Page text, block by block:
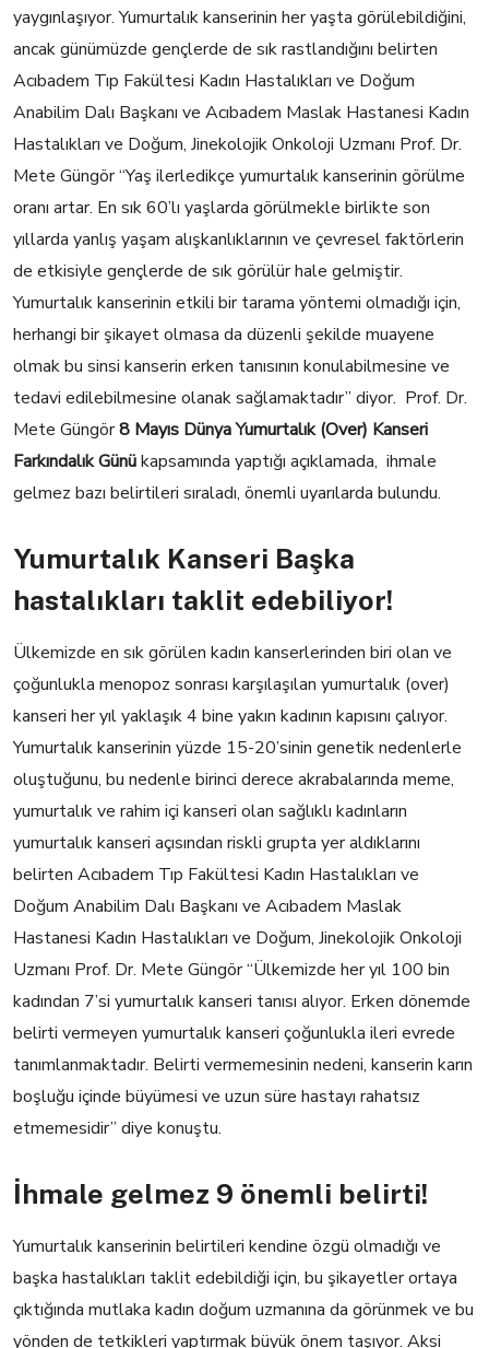
yaygınlaşıyor. Yumurtalık kanserinin her yaşta görülebildiğini,
ancak günümüzde gençlerde de sık rastlandığını belirten
Acıbadem Tıp Fakültesi Kadın Hastalıkları ve Doğum
Anabilim Dalı Başkanı ve Acıbadem Maslak Hastanesi Kadın
Hastalıkları ve Doğum, Jinekolojik Onkoloji Uzmanı Prof. Dr.
Mete Güngör “Yaş ilerledikçe yumurtalık kanserinin görülme
oranı artar. En sık 60’lı yaşlarda görülmekle birlikte son
yıllarda yanlış yaşam alışkanlıklarının ve çevresel faktörlerin
de etkisiyle gençlerde de sık görülür hale gelmiştir.
Yumurtalık kanserinin etkili bir tarama yöntemi olmadığı için,
herhangi bir şikayet olmasa da düzenli şekilde muayene
olmak bu sinsi kanserin erken tanısının konulabilmesine ve
tedavi edilebilmesine olanak sağlamaktadır” diyor. Prof. Dr.
Mete Güngör8 Mayıs Dünya Yumurtalık (Over) Kanseri
Farkındalık Günükapsamında yaptığı açıklamada, ihmale
gelmez bazı belirtileri sıraladı, önemli uyarılarda bulundu.
Yumurtalık Kanseri Başka
hastalıkları taklit edebiliyor!
Ülkemizde en sık görülen kadın kanserlerinden biri olan ve
çoğunlukla menopoz sonrası karşılaşılan yumurtalık (over)
kanseri her yıl yaklaşık 4 bine yakın kadının kapısını çalıyor.
Yumurtalık kanserinin yüzde 15-20’sinin genetik nedenlerle
oluştuğunu, bu nedenle birinci derece akrabalarında meme,
yumurtalık ve rahim içi kanseri olan sağlıklı kadınların
yumurtalık kanseri açısından riskli grupta yer aldıklarını
belirten Acıbadem Tıp Fakültesi Kadın Hastalıkları ve
Doğum Anabilim Dalı Başkanı ve Acıbadem Maslak
Hastanesi Kadın Hastalıkları ve Doğum, Jinekolojik Onkoloji
Uzmanı Prof. Dr. Mete Güngör “Ülkemizde her yıl 100 bin
kadından 7’si yumurtalık kanseri tanısı alıyor. Erken dönemde
belirti vermeyen yumurtalık kanseri çoğunlukla ileri evrede
tanımlanmaktadır. Belirti vermemesinin nedeni, kanserin karın
boşluğu içinde büyümesi ve uzun süre hastayı rahatsız
etmemesidir” diye konuştu.
İhmale gelmez 9 önemli belirti!
Yumurtalık kanserinin belirtileri kendine özgü olmadığı ve
başka hastalıkları taklit edebildiği için, bu şikayetler ortaya
çıktığında mutlaka kadın doğum uzmanına da görünmek ve bu
yönden de tetkikleri yaptırmak büyük önem taşıyor. Aksi